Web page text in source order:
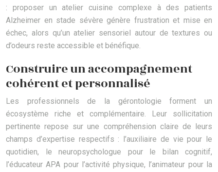
: proposer un atelier cuisine complexe à des patients
Alzheimer en stade sévère génère frustration et mise en
échec, alors qu’un atelier sensoriel autour de textures ou
d’odeurs reste accessible et bénéfique.
Construire un accompagnement
cohérent et personnalisé
Les professionnels de la gérontologie forment un
écosystème riche et complémentaire. Leur sollicitation
pertinente repose sur une compréhension claire de leurs
champs d’expertise respectifs : l’auxiliaire de vie pour le
quotidien, le neuropsychologue pour le bilan cognitif,
l’éducateur APA pour l’activité physique, l’animateur pour la